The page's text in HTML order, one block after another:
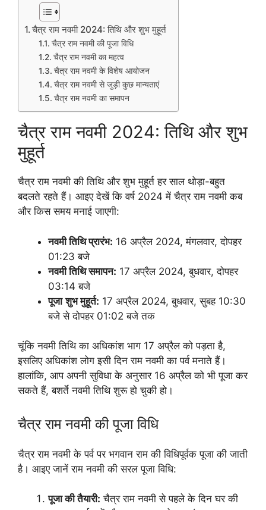
चैत्र राम नवमी 2024: तिथि और शुभ मुहूर्त
चैत्र राम नवमी की पूजा विधि
चैत्र राम नवमी का महत्व
चैत्र राम नवमी के विशेष आयोजन
चैत्र राम नवमी से जुड़ी कुछ मान्यताएं
चैत्र राम नवमी का समापन
चैत्र राम नवमी 2024: तिथि और शुभ
मुहूर्त
चैत्र राम नवमी की तिथि और शुभ मुहूर्त हर साल थोड़ा-बहुत
बदलते रहते हैं। आइए देखें कि वर्ष 2024 में चैत्र राम नवमी कब
और किस समय मनाई जाएगी:
नवमी तिथि प्रारंभ: 16 अप्रैल 2024, मंगलवार, दोपहर
01:23 बजे
नवमी तिथि समापन: 17 अप्रैल 2024, बुधवार, दोपहर
03:14 बजे
पूजा शुभ मुहूर्त: 17 अप्रैल 2024, बुधवार, सुबह 10:30
बजे से दोपहर 01:02 बजे तक
चूंकि नवमी तिथि का अधिकांश भाग 17 अप्रैल को पड़ता है,
इसलिए अधिकांश लोग इसी दिन राम नवमी का पर्व मनाते हैं।
हालांकि, आप अपनी सुविधा के अनुसार 16 अप्रैल को भी पूजा कर
सकते हैं, बशर्ते नवमी तिथि शुरू हो चुकी हो।
चैत्र राम नवमी की पूजा विधि
चैत्र राम नवमी के पर्व पर भगवान राम की विधिपूर्वक पूजा की जाती
है। आइए जानें राम नवमी की सरल पूजा विधि:
पूजा की तैयारी: चैत्र राम नवमी से पहले के दिन घर की